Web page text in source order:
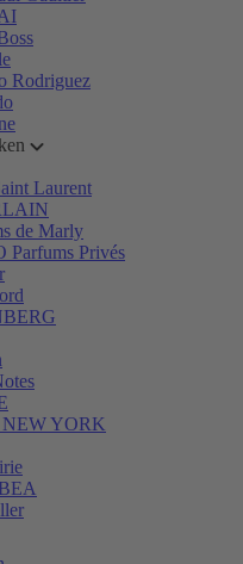
Rodriguez
Laurent
de Marly
Parfums Privés
YORK